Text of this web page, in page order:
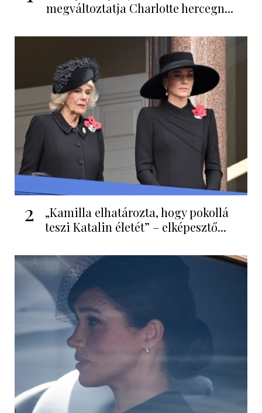
megváltoztatja Charlotte hercegn...
2
„Kamilla elhatározta, hogy pokollá
teszi Katalin életét” – elképesztő...